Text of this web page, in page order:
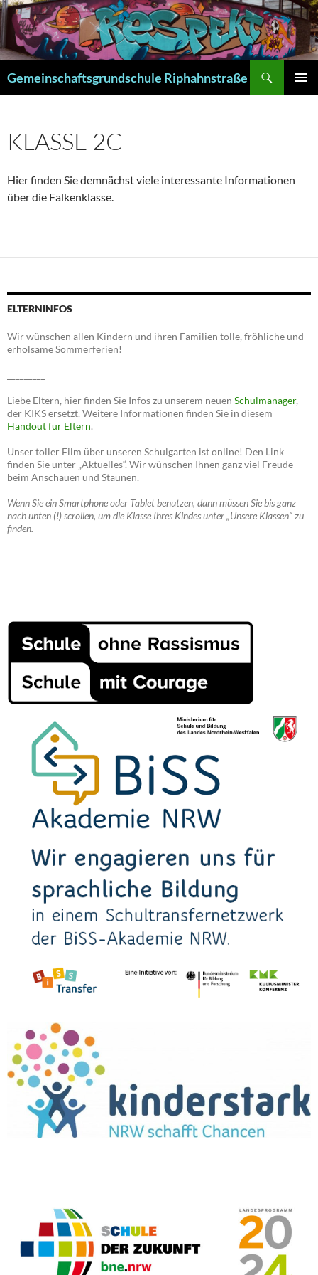
Zum
Inhalt
springen
Gemeinschaftsgrundschule Riphahnstraße
KLASSE 2C
Hier finden Sie demnächst viele interessante Informationen
über die Falkenklasse.
ELTERNINFOS
Wir wünschen allen Kindern und ihren Familien tolle, fröhliche und
erholsame Sommerferien!
Liebe Eltern, hier finden Sie Infos zu unserem neuen Schulmanager,
der KIKS ersetzt. Weitere Informationen finden Sie in diesem
Handout für Eltern.
Unser toller Film über unseren Schulgarten ist online! Den Link
finden Sie unter „Aktuelles“. Wir wünschen Ihnen ganz viel Freude
beim Anschauen und Staunen.
Wenn Sie ein Smartphone oder Tablet benutzen, dann müssen Sie bis ganz
nach unten (!) scrollen, um die Klasse Ihres Kindes unter „Unsere Klassen“ zu
finden.